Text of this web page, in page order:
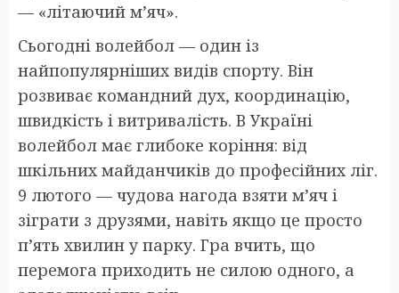
— «літаючий м’яч».
Сьогодні волейбол — один із
найпопулярніших видів спорту. Він
розвиває командний дух, координацію,
швидкість і витривалість. В Україні
волейбол має глибоке коріння: від
шкільних майданчиків до професійних ліг.
9 лютого — чудова нагода взяти м’яч і
зіграти з друзями, навіть якщо це просто
п’ять хвилин у парку. Гра вчить, що
перемога приходить не силою одного, а